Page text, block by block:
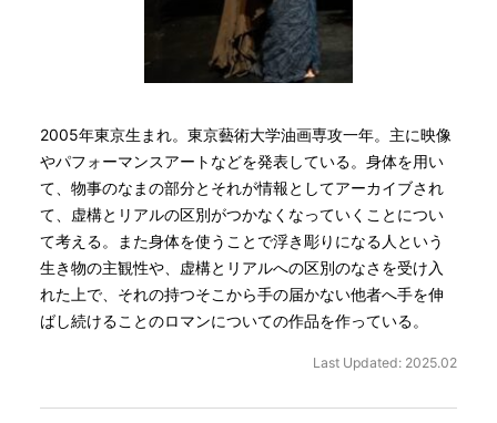
2005年東京生まれ。東京藝術大学油画専攻一年。主に映像
やパフォーマンスアートなどを発表している。身体を用い
て、物事のなまの部分とそれが情報としてアーカイブされ
て、虚構とリアルの区別がつかなくなっていくことについ
て考える。また身体を使うことで浮き彫りになる人という
生き物の主観性や、虚構とリアルへの区別のなさを受け入
れた上で、それの持つそこから手の届かない他者へ手を伸
ばし続けることのロマンについての作品を作っている。
Last Updated: 2025.02